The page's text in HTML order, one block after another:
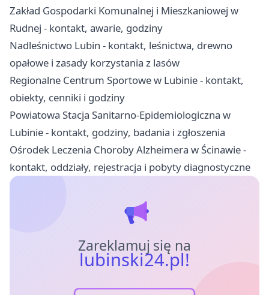
Zakład Gospodarki Komunalnej i Mieszkaniowej w
Rudnej - kontakt, awarie, godziny
Nadleśnictwo Lubin - kontakt, leśnictwa, drewno
opałowe i zasady korzystania z lasów
Regionalne Centrum Sportowe w Lubinie - kontakt,
obiekty, cenniki i godziny
Powiatowa Stacja Sanitarno-Epidemiologiczna w
Lubinie - kontakt, godziny, badania i zgłoszenia
Ośrodek Leczenia Choroby Alzheimera w Ścinawie -
kontakt, oddziały, rejestracja i pobyty diagnostyczne
Zareklamuj się na
lubinski24.pl!